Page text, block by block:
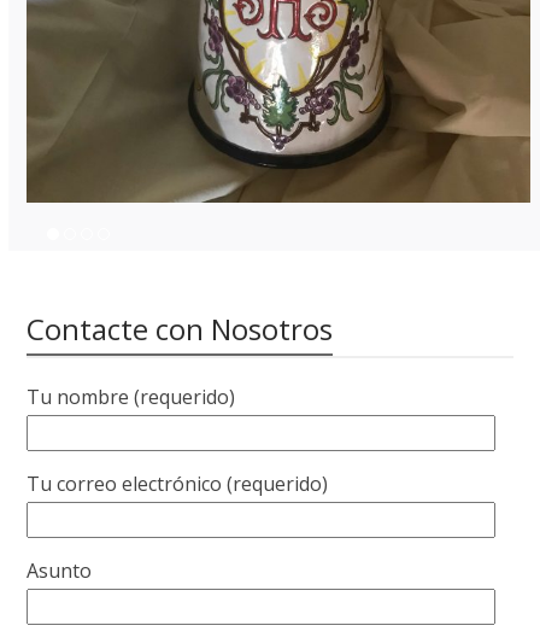
Contacte con Nosotros
Tu nombre (requerido)
Tu correo electrónico (requerido)
Asunto